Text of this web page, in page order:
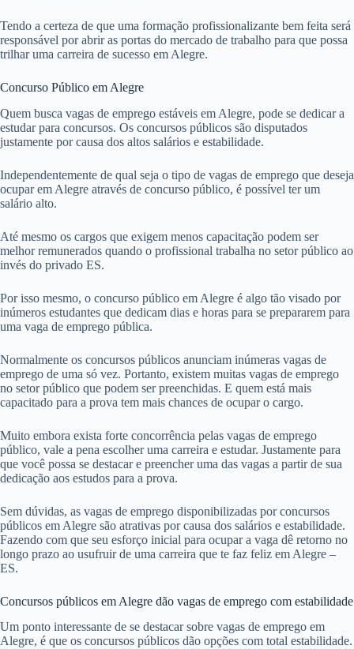
Tendo a certeza de que uma formação profissionalizante bem feita será
responsável por abrir as portas do mercado de trabalho para que possa
trilhar uma carreira de sucesso em Alegre.
Concurso Público em Alegre
Quem busca vagas de emprego estáveis em Alegre, pode se dedicar a
estudar para concursos. Os concursos públicos são disputados
justamente por causa dos altos salários e estabilidade.
Independentemente de qual seja o tipo de vagas de emprego que deseja
ocupar em Alegre através de concurso público, é possível ter um
salário alto.
Até mesmo os cargos que exigem menos capacitação podem ser
melhor remunerados quando o profissional trabalha no setor público ao
invés do privado ES.
Por isso mesmo, o concurso público em Alegre é algo tão visado por
inúmeros estudantes que dedicam dias e horas para se prepararem para
uma vaga de emprego pública.
Normalmente os concursos públicos anunciam inúmeras vagas de
emprego de uma só vez. Portanto, existem muitas vagas de emprego
no setor público que podem ser preenchidas. E quem está mais
capacitado para a prova tem mais chances de ocupar o cargo.
Muito embora exista forte concorrência pelas vagas de emprego
público, vale a pena escolher uma carreira e estudar. Justamente para
que você possa se destacar e preencher uma das vagas a partir de sua
dedicação aos estudos para a prova.
Sem dúvidas, as vagas de emprego disponibilizadas por concursos
públicos em Alegre são atrativas por causa dos salários e estabilidade.
Fazendo com que seu esforço inicial para ocupar a vaga dê retorno no
longo prazo ao usufruir de uma carreira que te faz feliz em Alegre –
ES.
Concursos públicos em Alegre dão vagas de emprego com estabilidade
Um ponto interessante de se destacar sobre vagas de emprego em
Alegre, é que os concursos públicos dão opções com total estabilidade.